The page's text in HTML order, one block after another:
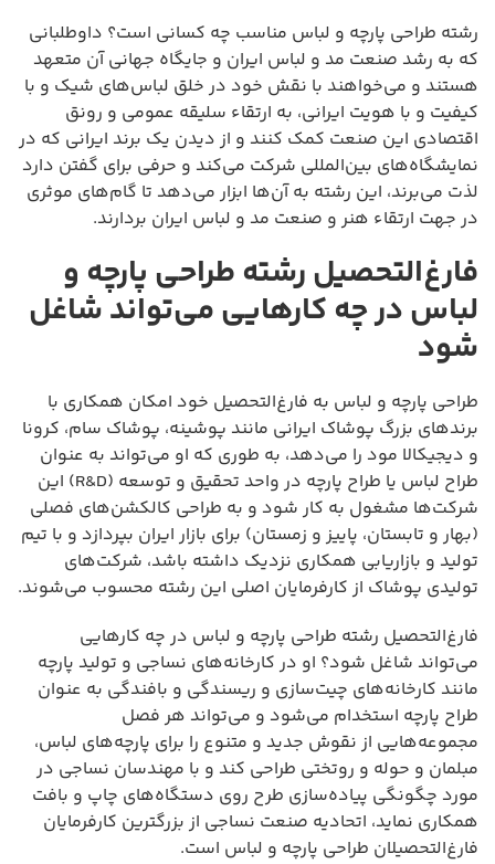
رشته طراحی پارچه و لباس مناسب چه کسانی است؟ داوطلبانی
که به رشد صنعت مد و لباس ایران و جایگاه جهانی آن متعهد
هستند و می‌خواهند با نقش خود در خلق لباس‌های شیک و با
کیفیت و با هویت ایرانی، به ارتقاء سلیقه عمومی و رونق
اقتصادی این صنعت کمک کنند و از دیدن یک برند ایرانی که در
نمایشگاه‌های بین‌المللی شرکت می‌کند و حرفی برای گفتن دارد
لذت می‌برند، این رشته به آن‌ها ابزار می‌دهد تا گام‌های موثری
در جهت ارتقاء هنر و صنعت مد و لباس ایران بردارند.
فارغ‌التحصیل رشته طراحی پارچه و
لباس در چه کارهایی می‌تواند شاغل
شود
طراحی پارچه و لباس به فارغ‌التحصیل خود امکان همکاری با
برندهای بزرگ پوشاک ایرانی مانند پوشینه، پوشاک سام، کرونا
و دیجیکالا مود را می‌دهد، به طوری که او می‌تواند به عنوان
طراح لباس یا طراح پارچه در واحد تحقیق و توسعه (R&D) این
شرکت‌ها مشغول به کار شود و به طراحی کالکشن‌های فصلی
(بهار و تابستان، پاییز و زمستان) برای بازار ایران بپردازد و با تیم
تولید و بازاریابی همکاری نزدیک داشته باشد، شرکت‌های
تولیدی پوشاک از کارفرمایان اصلی این رشته محسوب می‌شوند.
فارغ‌التحصیل رشته طراحی پارچه و لباس در چه کارهایی
می‌تواند شاغل شود؟ او در کارخانه‌های نساجی و تولید پارچه
مانند کارخانه‌های چیت‌سازی و ریسندگی و بافندگی به عنوان
طراح پارچه استخدام می‌شود و می‌تواند هر فصل
مجموعه‌هایی از نقوش جدید و متنوع را برای پارچه‌های لباس،
مبلمان و حوله و روتختی طراحی کند و با مهندسان نساجی در
مورد چگونگی پیاده‌سازی طرح روی دستگاه‌های چاپ و بافت
همکاری نماید، اتحادیه صنعت نساجی از بزرگترین کارفرمایان
فارغ‌التحصیلان طراحی پارچه و لباس است.